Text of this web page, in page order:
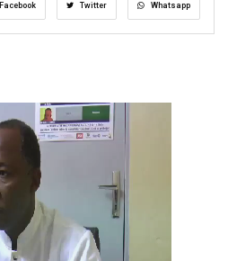
Facebook Twitter Whatsapp